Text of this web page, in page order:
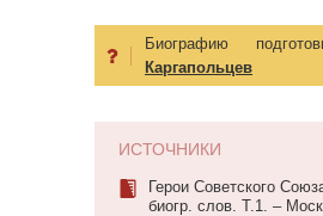
Биографию
Каргапольцев
ИСТОЧНИКИ
Герои Советского
биогр. слов. Т.1. –